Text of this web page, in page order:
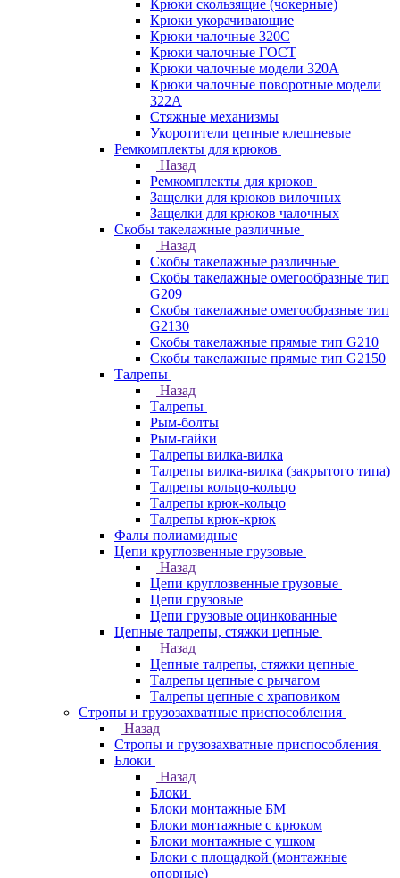
Крюки скользящие (чокерные)
Крюки укорачивающие
Крюки чалочные 320C
Крюки чалочные ГОСТ
Крюки чалочные модели 320А
Крюки чалочные поворотные модели
322А
Стяжные механизмы
Укоротители цепные клешневые
Ремкомплекты для крюков
Назад
Ремкомплекты для крюков
Защелки для крюков вилочных
Защелки для крюков чалочных
Скобы такелажные различные
Назад
Скобы такелажные различные
Скобы такелажные омегообразные тип
G209
Скобы такелажные омегообразные тип
G2130
Скобы такелажные прямые тип G210
Скобы такелажные прямые тип G2150
Талрепы
Назад
Талрепы
Рым-болты
Рым-гайки
Талрепы вилка-вилка
Талрепы вилка-вилка (закрытого типа)
Талрепы кольцо-кольцо
Талрепы крюк-кольцо
Талрепы крюк-крюк
Фалы полиамидные
Цепи круглозвенные грузовые
Назад
Цепи круглозвенные грузовые
Цепи грузовые
Цепи грузовые оцинкованные
Цепные талрепы, стяжки цепные
Назад
Цепные талрепы, стяжки цепные
Талрепы цепные с рычагом
Талрепы цепные с храповиком
Стропы и грузозахватные приспособления
Назад
Стропы и грузозахватные приспособления
Блоки
Назад
Блоки
Блоки монтажные БМ
Блоки монтажные с крюком
Блоки монтажные с ушком
Блоки с площадкой (монтажные
опорные)